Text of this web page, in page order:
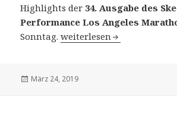
Highlights der 34. Ausgabe des
Performance Los Angeles
Sonntag.34. Skechers
weiterlesen
Veröffentlicht
März 24, 2019